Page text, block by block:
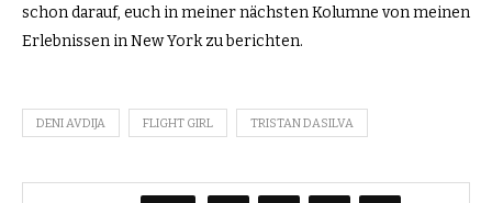
schon darauf, euch in meiner nächsten Kolumne von meinen
Erlebnissen in New York zu berichten.
DENI AVDIJA FLIGHT GIRL TRISTAN DASILVA